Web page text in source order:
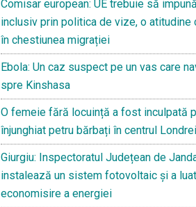
Comisar european: UE trebuie să
inclusiv prin politica de vize, o atitudine
în chestiunea migrației
Ebola: Un caz suspect pe un vas care
spre Kinshasa
O femeie fără locuință a fost inculpată
înjunghiat petru bărbați în centrul Londrei
Giurgiu: Inspectoratul Județean de
instalează un sistem fotovoltaic și a
economisire a energiei